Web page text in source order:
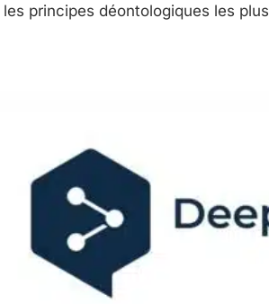
principes déontologiques les plus